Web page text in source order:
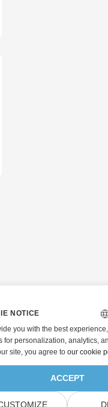
NOTICE
you with the best
for personalization, analytics,
site, you agree to our cookie
ACCEPT